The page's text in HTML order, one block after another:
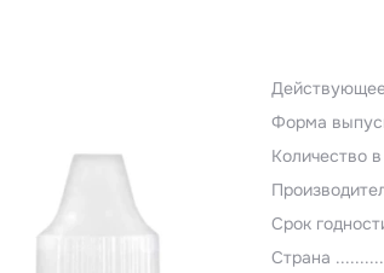
Форма
Количество
Срок
Страна